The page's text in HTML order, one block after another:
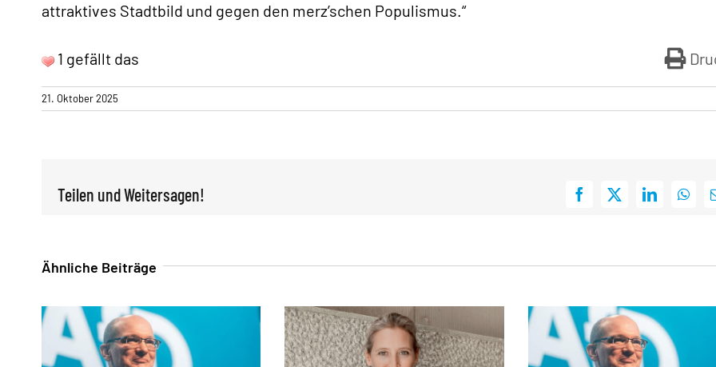
attraktives Stadtbild und gegen den merz’schen Populismus.“
1 gefällt das
21. Oktober 2025
Teilen und Weitersagen! Facebook
X LinkedIn
Ähnliche Beiträge